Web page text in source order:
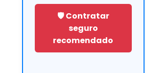
🛡️ Contratar
seguro
recomendado